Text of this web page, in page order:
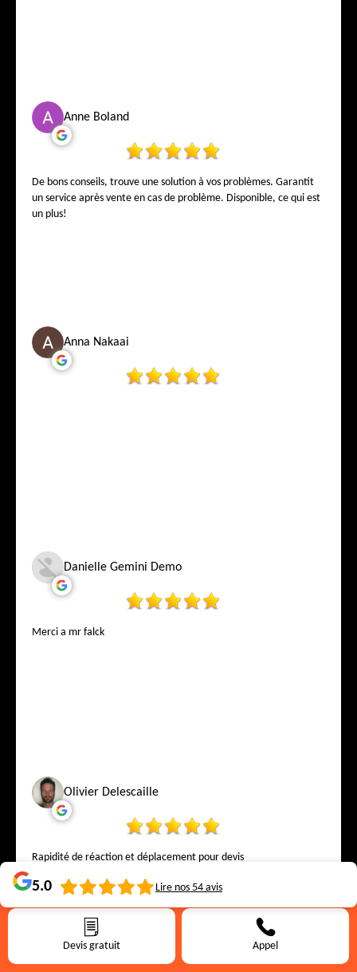
Devis gratuit Appel
Anne Boland
De bons conseils, trouve une solution à vos problèmes. Garantit
un service après vente en cas de problème. Disponible, ce qui est
un plus!
Anna Nakaai
Danielle Gemini Demo
Merci a mr falck
Olivier Delescaille
Rapidité de réaction et déplacement pour devis
5.0 Lire nos 54 avis